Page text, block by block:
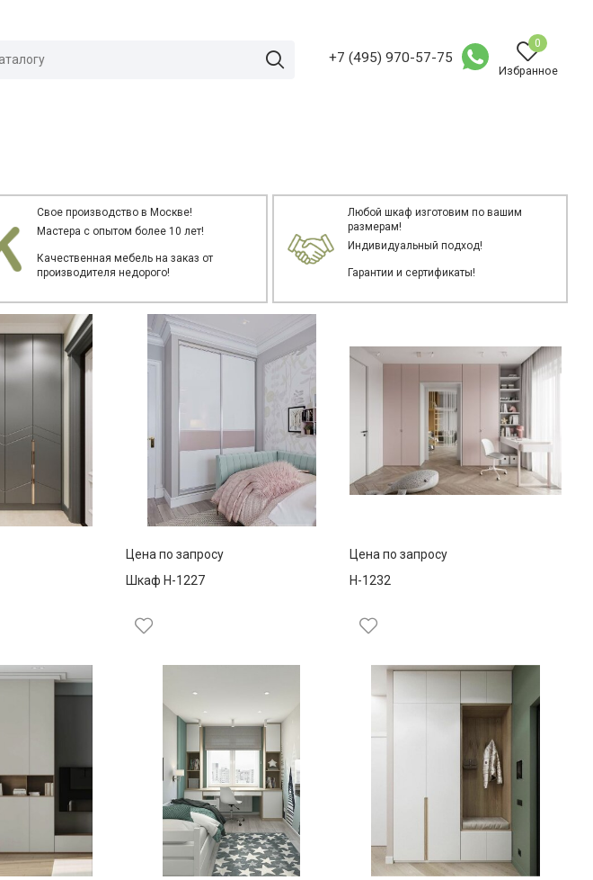
+7 (495) 970-57-75
0
Избранное
Свое производство в Москве!
Мастера с опытом более 10 лет!
Качественная мебель на заказ от
производителя недорого!
Любой шкаф изготовим по вашим
размерам!
Индивидуальный подход!
Гарантии и сертификаты!
Цена по запросу
Шкаф Н-1227
Цена по запросу
Н-1232